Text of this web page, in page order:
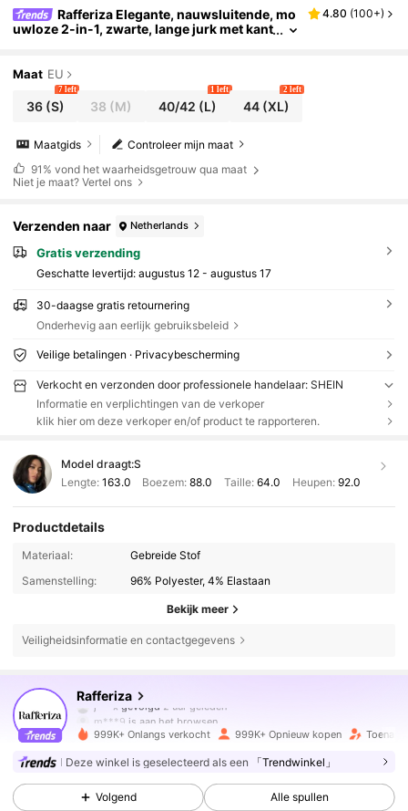
Rafferiza Elegante, nauwsluitende, mo
uwloze 2-in-1, zwarte, lange jurk met kant
4.80 (100+)
Maat EU
36(S)
7 left
38 (M) 40/42 (L)
1 left
44(XL)
2 left
Controleer mijn maat
Maatgids
91% vond het waarheidsgetrouw qua maat
Niet je maat? Vertel ons
Verzenden naar Netherlands
Gratis verzending
Geschatte levertijd: augustus 12 - augustus 17
30-daagse gratis retournering
Onderhevig aan eerlijk gebruiksbeleid
Veilige betalingen · Privacybescherming
Verkocht en verzonden door professionele handelaar: SHEIN
Informatie en verplichtingen van de verkoper
klik hier om deze verkoper en/of product te rapporteren.
Model draagt:S
Lengte: 163.0 Boezem:88.0 Taille: 64.0 Heupen: 92.0
Productdetails
Materiaal:
Gebreide Stof
Samenstelling:
96% Polyester, 4% Elastaan
Bekijk meer
Veiligheidsinformatie en contactgegevens
Rafferiza
m***9is aan het browsen
4.82
947K Volgers
4.82 947K Volgers
999K+ Onlangs verkocht 999K+ Opnieuw kopen
Deze winkel is geselecteerd als een 「Trendwinkel」
Volgend Alle spullen